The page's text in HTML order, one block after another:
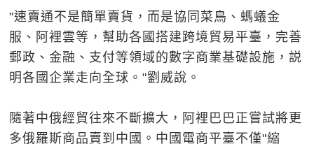
"速賣通不是簡單賣貨，而是協同菜鳥、螞蟻金
服、阿裡雲等，幫助各國搭建跨境貿易平臺，完善
郵政、金融、支付等領域的數字商業基礎設施，説
明各國企業走向全球。"劉威說。
隨著中俄經貿往來不斷擴大，阿裡巴巴正嘗試將更
多俄羅斯商品賣到中國。中國電商平臺不僅"縮